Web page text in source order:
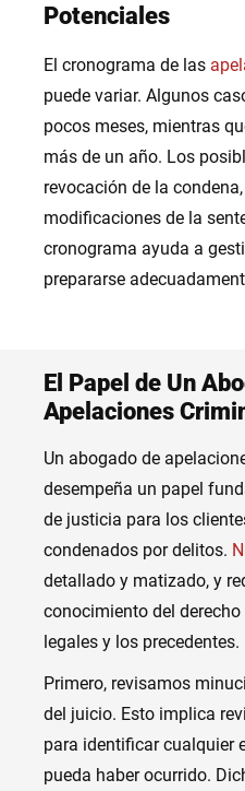
Potenciales
El cronograma de las
puede variar. Algunos
pocos meses, mientras
más de un año. Los
revocación de la
modificaciones de la
cronograma ayuda a
prepararse
El Papel de Un
Apelaciones
Un abogado de
desempeña un papel
de justicia para los
condenados por delitos.
detallado y matizado, y
conocimiento del
legales y los precedentes.
Primero, revisamos
del juicio. Esto implica
para identificar cualquier
pueda haber ocurrido.